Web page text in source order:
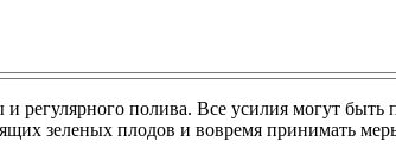
полива. Все усилия могут быть
зеленых плодов и вовремя принимать